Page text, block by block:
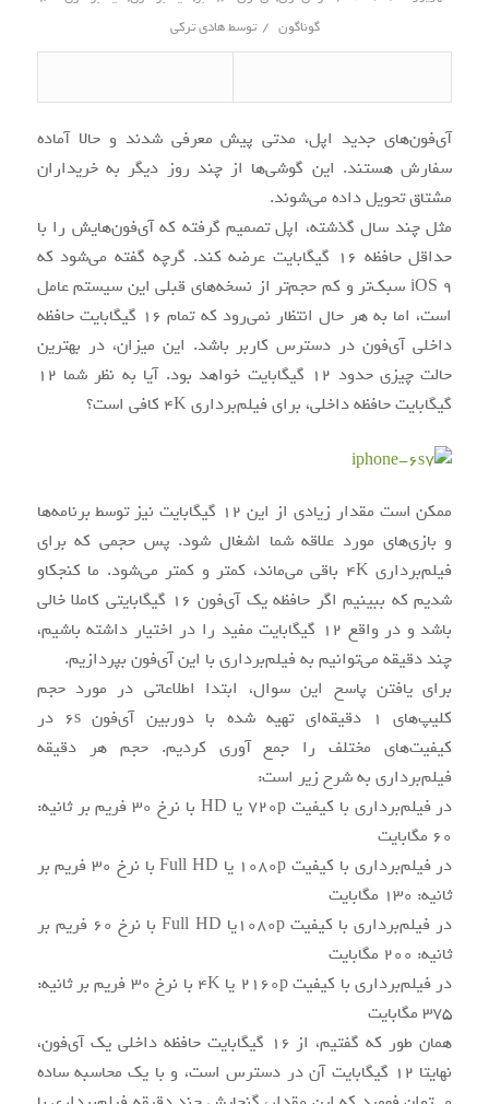
گوناگون / توسطهادی ترکی
آی‌فون‌های جدید اپل، مدتی پیش معرفی شدند و حالا آماده
سفارش هستند. این گوشی‌ها از چند روز دیگر به خریداران
مشتاق تحویل داده می‌شوند.
مثل چند سال گذشته، اپل تصمیم گرفته که آی‌فون‌هایش را با
حداقل حافظه 16 گیگابایت عرضه کند. گرچه گفته می‌شود که
iOS 9 سبک‌تر و کم حجم‌تر از نسخه‌های قبلی این سیستم عامل
است، اما به هر حال انتظار نمی‌رود که تمام 16 گیگابایت حافظه
داخلی آی‌فون در دسترس کاربر باشد. این میزان، در بهترین
حالت چیزی حدود 12 گیگابایت خواهد بود. آیا به نظر شما 12
گیگابایت حافظه داخلی، برای فیلم‌برداری 4K کافی است؟
ممکن است مقدار زیادی از این 12 گیگابایت نیز توسط برنامه‌ها
و بازی‌های مورد علاقه شما اشغال شود. پس حجمی که برای
فیلم‌برداری 4K باقی می‌ماند، کمتر و کمتر می‌شود. ما کنجکاو
شدیم که ببینیم اگر حافظه یک آی‌فون 16 گیگابایتی کاملا خالی
باشد و در واقع 12 گیگابایت مفید را در اختیار داشته باشیم،
چند دقیقه می‌توانیم به فیلم‌برداری با این آی‌فون بپردازیم.
برای یافتن پاسخ این سوال، ابتدا اطلاعاتی در مورد حجم
کلیپ‌های 1 دقیقه‌ای تهیه شده با دوربین آی‌فون 6s در
کیفیت‌های مختلف را جمع آوری کردیم. حجم هر دقیقه
فیلم‌برداری به شرح زیر است:
در فیلم‌برداری با کیفیت 720p یا HD با نرخ 30 فریم بر ثانیه:
60 مگابایت
در فیلم‌برداری با کیفیت 1080p یا Full HD با نرخ 30 فریم بر
ثانیه: 130 مگابایت
در فیلم‌برداری با کیفیت 1080pیا Full HD با نرخ 60 فریم بر
ثانیه: 200 مگابایت
در فیلم‌برداری با کیفیت 2160p یا 4K با نرخ 30 فریم بر ثانیه:
375 مگابایت
همان طور که گفتیم، از 16 گیگابایت حافظه داخلی یک آی‌فون،
نهایتا 12 گیگابایت آن در دسترس است، و با یک محاسبه ساده